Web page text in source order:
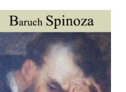
AJOUTER AU PANIER
/